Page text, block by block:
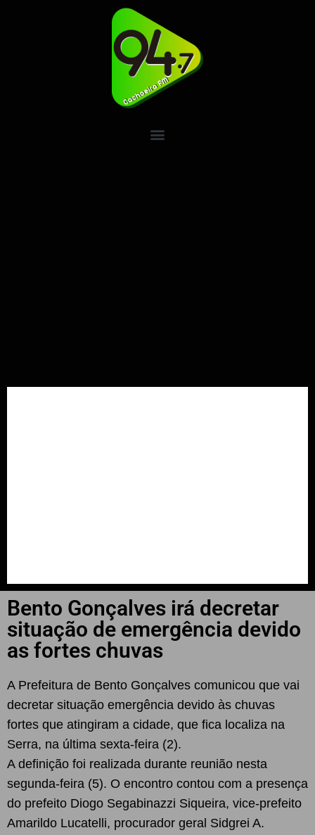
Bento Gonçalves irá decretar
situação de emergência devido
as fortes chuvas
A Prefeitura de Bento Gonçalves comunicou que vai
decretar situação emergência devido às chuvas
fortes que atingiram a cidade, que fica localiza na
Serra, na última sexta-feira (2).
A definição foi realizada durante reunião nesta
segunda-feira (5). O encontro contou com a presença
do prefeito Diogo Segabinazzi Siqueira, vice-prefeito
Amarildo Lucatelli, procurador geral Sidgrei A.